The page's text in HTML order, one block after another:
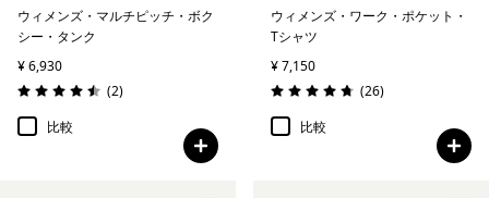
ウィメンズ・マルチピッチ・ボク
シー・タンク
¥ 6,930
評価: 4.5 / 5
(2レビュー
)
比較
ウィメンズ・ワーク・ポケット・
Tシャツ
¥ 7,150
評価: 4.7 / 5
(26レビュー
)
比較